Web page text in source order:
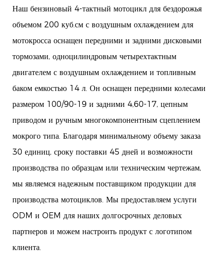
Наш бензиновый 4-тактный мотоцикл для бездорожья
объемом 200 куб.см с воздушным охлаждением для
мотокросса оснащен передними и задними дисковыми
тормозами, одноцилиндровым четырехтактным
двигателем с воздушным охлаждением и топливным
баком емкостью 14 л. Он оснащен передними колесами
размером 100/90-19 и задними 4,60-17, цепным
приводом и ручным многокомпонентным сцеплением
мокрого типа. Благодаря минимальному объему заказа
30 единиц, сроку поставки 45 дней и возможности
производства по образцам или техническим чертежам,
мы являемся надежным поставщиком продукции для
производства мотоциклов. Мы предоставляем услуги
ODM и OEM для наших долгосрочных деловых
партнеров и можем настроить продукт с логотипом
клиента.